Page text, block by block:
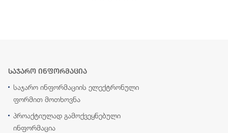
საჯარო ინფორმაცია
საჯარო ინფორმაციის ელექტრონული
ფორმით მოთხოვნა
პროაქტიულად გამოქვეყნებული
ინფორმაცია